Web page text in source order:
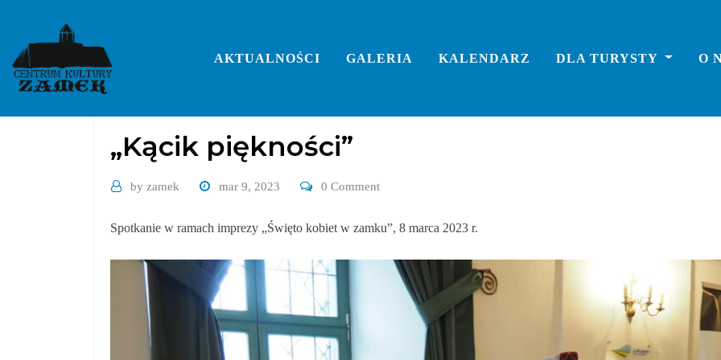
content
AKTUALNOŚCI GALERIA KALENDARZ DLA TURYSTY O
„Kącik piękności”
by zamek mar 9, 2023 0 Comment
Spotkanie w ramach imprezy „Święto kobiet w zamku”, 8 marca 2023 r.